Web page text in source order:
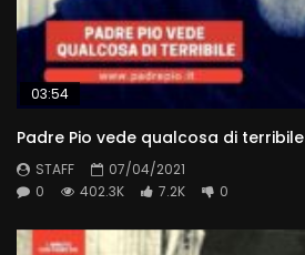
03:54
Padre Pio vede qualcosa di terribile
STAFF
07/04/2021
0
402.3K 7.2K 0